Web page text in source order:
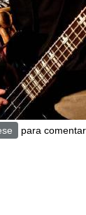
para comentar